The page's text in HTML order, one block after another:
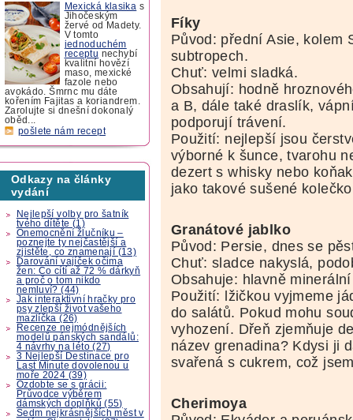
Mexická klasika s
Jihočeským
žervé od Madety.
V tomto
jednoduchém
receptu nechybí
kvalitní hovězí
maso, mexické
fazole nebo
avokádo. Šmrnc mu dáte
kořením Fajitas a koriandrem.
Zarolujte si dnešní dokonalý
oběd...
pošlete nám recept
Odkazy na články
vydání
Nejlepší volby pro šatník
tvého dítěte (1)
Onemocnění žlučníku –
poznejte ty nejčastější a
zjistěte, co znamenají (13)
Darování vajíček očima
žen: Co cítí až 72 % dárkyň
a proč o tom nikdo
nemluví? (44)
Jak interaktivní hračky pro
psy zlepší život vašeho
mazlíčka (26)
Recenze nejmódnějších
modelů pánských sandálů:
4 návrhy na léto (27)
3 Nejlepší Destinace pro
Last Minute dovolenou u
moře 2024 (39)
Ozdobte se s grácii:
Průvodce výběrem
dámských doplňků (55)
Sedm nejkrásnějších měst v
Fíky
Původ: přední Asie, kolem
subtropech.
Chuť: velmi sladká.
Obsahují: hodně
a B, dále také draslík,
podporují trávení.
Použití: nejlepší jsou
výborné k šunce, tvarohu
dezert s whisky nebo
jako takové sušené
Granátové jablko
Původ: Persie, dnes se
Chuť: sladce nakyslá,
Obsahuje: hlavně
Použití: lžičkou vyjmeme
do salátů. Pokud mohu
vyhození. Dřeň zjemňuje
název grenadina? Kdysi ji
svařená s cukrem, což
Cherimoya